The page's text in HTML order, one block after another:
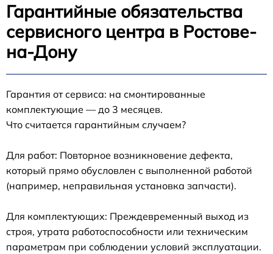
Гарантийные обязательства
сервисного центра в Ростове-
на-Дону
Гарантия от сервиса: на смонтированные
комплектующие — до 3 месяцев.
Что считается гарантийным случаем?
Для работ: Повторное возникновение дефекта,
который прямо обусловлен с выполненной работой
(например, неправильная установка запчасти).
Для комплектующих: Преждевременный выход из
строя, утрата работоспособности или техническим
параметрам при соблюдении условий эксплуатации.